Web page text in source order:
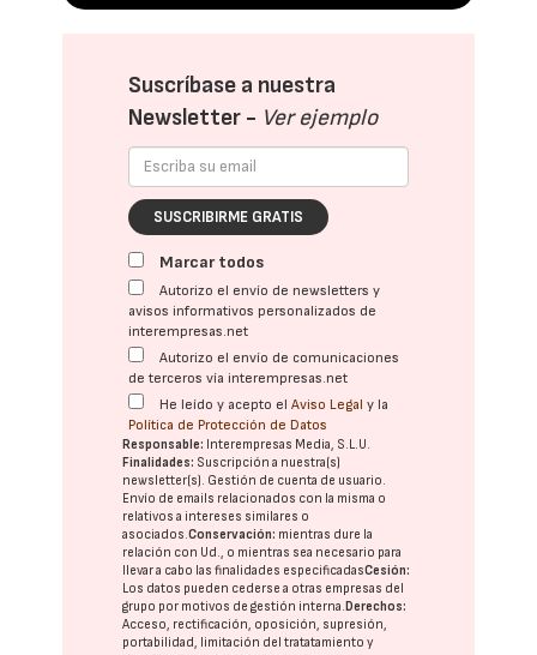
Suscríbase a nuestra
Newsletter - Ver ejemplo
SUSCRIBIRME GRATIS
Marcar todos
Autorizo el envío de newsletters y
avisos informativos personalizados de
interempresas.net
Autorizo el envío de comunicaciones
de terceros vía interempresas.net
He leído y acepto elAviso Legal y la
Política de Protección de Datos
Responsable: Interempresas Media, S.L.U.
Finalidades: Suscripción a nuestra(s)
newsletter(s). Gestión de cuenta de usuario.
Envío de emails relacionados con la misma o
relativos a intereses similares o
asociados.Conservación: mientras dure la
relación con Ud., o mientras sea necesario para
llevar a cabo las finalidades especificadasCesión:
Los datos pueden cederse a otras empresas del
grupo por motivos de gestión interna.Derechos:
Acceso, rectificación, oposición, supresión,
portabilidad, limitación del tratatamiento y